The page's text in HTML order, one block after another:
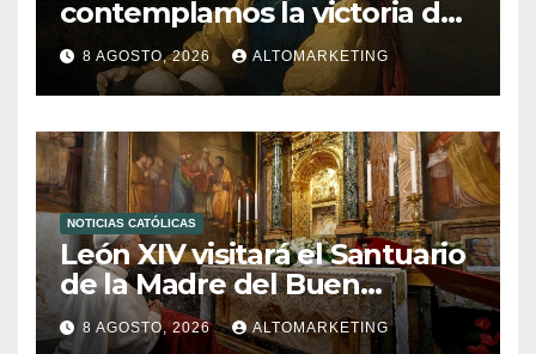
contemplamos la victoria del
amor sobre la muerte
8 AGOSTO, 2026 ALTOMARKETING
NOTICIAS CATÓLICAS
León XIV visitará el Santuario
de la Madre del Buen
Consejo de Genazzano
8 AGOSTO, 2026 ALTOMARKETING